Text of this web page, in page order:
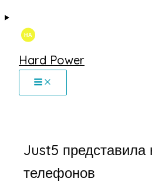
Hard Power
Just5
телефонов